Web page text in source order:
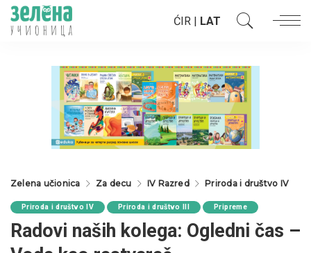
ĆIR | LAT
Zelena učionica Za decu IV Razred Priroda i društvo IV
Priroda i društvo IV Priroda i društvo III Pripreme
Radovi naših kolega: Ogledni čas –